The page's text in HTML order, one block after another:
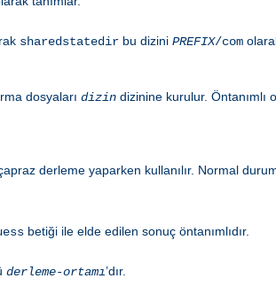
sharedstatedir bu dizini PREFIX/com
dosyaları dizin dizinine kurulur. Öntanımlı
derleme yaparken kullanılır. Normal
betiği ile elde edilen sonuç öntanımlıdır.
derleme-ortamı’dır.